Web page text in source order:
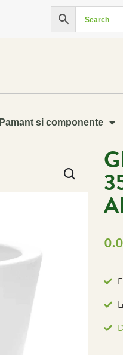
Pamant si componente